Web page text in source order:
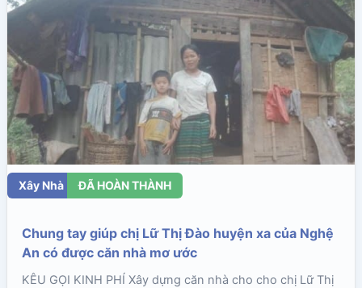
Xây Nhà ĐÃ HOÀN THÀNH
Chung tay giúp chị Lữ Thị Đào huyện xa của Nghệ
An có được căn nhà mơ ước
KÊU GỌI KINH PHÍ Xây dựng căn nhà cho cho chị Lữ Thị